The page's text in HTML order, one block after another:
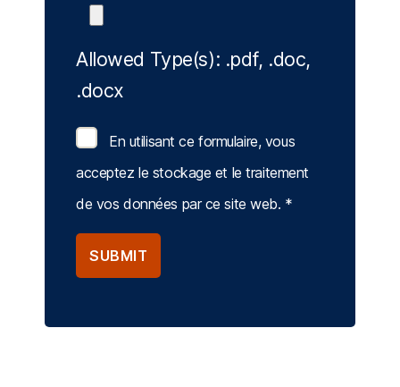
Allowed Type(s): .pdf, .doc,
.docx
En utilisant ce formulaire, vous
acceptez le stockage et le traitement
de vos données par ce site web. *